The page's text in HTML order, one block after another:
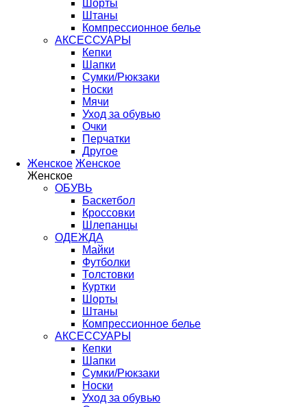
Шорты
Штаны
Компрессионное белье
АКСЕССУАРЫ
Кепки
Шапки
Сумки/Рюкзаки
Носки
Мячи
Уход за обувью
Очки
Перчатки
Другое
Женское Женское
Женское
ОБУВЬ
Баскетбол
Кроссовки
Шлепанцы
ОДЕЖДА
Майки
Футболки
Толстовки
Куртки
Шорты
Штаны
Компрессионное белье
АКСЕССУАРЫ
Кепки
Шапки
Сумки/Рюкзаки
Носки
Уход за обувью